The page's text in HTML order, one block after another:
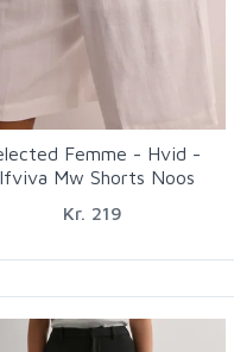
Femme - Hvid -
Mw Shorts Noos
Kr. 219